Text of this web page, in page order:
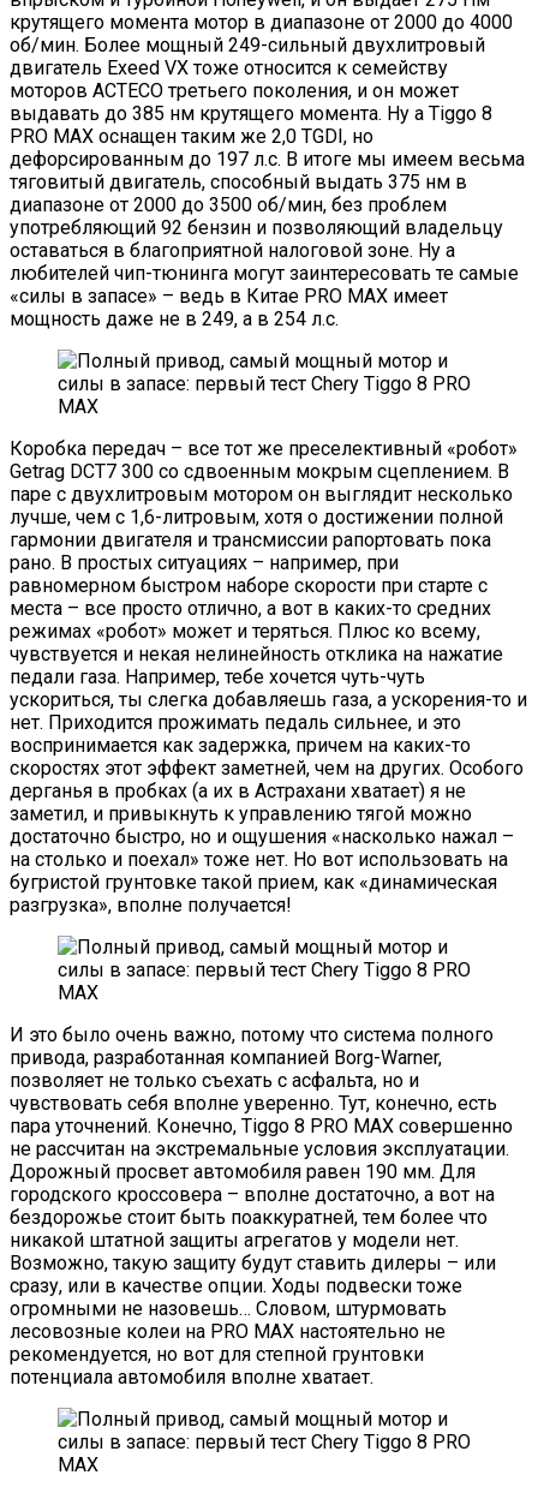
крутящего момента мотор в диапазоне от 2000 до 4000
об/мин. Более мощный 249-сильный двухлитровый
двигатель Exeed VX тоже относится к семейству
моторов ACTECO третьего поколения, и он может
выдавать до 385 нм крутящего момента. Ну а Tiggo 8
PRO MAX оснащен таким же 2,0 TGDI, но
дефорсированным до 197 л.с. В итоге мы имеем весьма
тяговитый двигатель, способный выдать 375 нм в
диапазоне от 2000 до 3500 об/мин, без проблем
употребляющий 92 бензин и позволяющий владельцу
оставаться в благоприятной налоговой зоне. Ну а
любителей чип-тюнинга могут заинтересовать те самые
«силы в запасе» – ведь в Китае PRO MAX имеет
мощность даже не в 249, а в 254 л.с.
Коробка передач – все тот же преселективный «робот»
Getrag DCT7 300 со сдвоенным мокрым сцеплением. В
паре с двухлитровым мотором он выглядит несколько
лучше, чем с 1,6-литровым, хотя о достижении полной
гармонии двигателя и трансмиссии рапортовать пока
рано. В простых ситуациях – например, при
равномерном быстром наборе скорости при старте с
места – все просто отлично, а вот в каких-то средних
режимах «робот» может и теряться. Плюс ко всему,
чувствуется и некая нелинейность отклика на нажатие
педали газа. Например, тебе хочется чуть-чуть
ускориться, ты слегка добавляешь газа, а ускорения-то и
нет. Приходится прожимать педаль сильнее, и это
воспринимается как задержка, причем на каких-то
скоростях этот эффект заметней, чем на других. Особого
дерганья в пробках (а их в Астрахани хватает) я не
заметил, и привыкнуть к управлению тягой можно
достаточно быстро, но и ощушения «насколько нажал –
на столько и поехал» тоже нет. Но вот использовать на
бугристой грунтовке такой прием, как «динамическая
разгрузка», вполне получается!
И это было очень важно, потому что система полного
привода, разработанная компанией Borg-Warner,
позволяет не только съехать с асфальта, но и
чувствовать себя вполне уверенно. Тут, конечно, есть
пара уточнений. Конечно, Tiggo 8 PRO MAX совершенно
не рассчитан на экстремальные условия эксплуатации.
Дорожный просвет автомобиля равен 190 мм. Для
городского кроссовера – вполне достаточно, а вот на
бездорожье стоит быть поаккуратней, тем более что
никакой штатной защиты агрегатов у модели нет.
Возможно, такую защиту будут ставить дилеры – или
сразу, или в качестве опции. Ходы подвески тоже
огромными не назовешь… Словом, штурмовать
лесовозные колеи на PRO MAX настоятельно не
рекомендуется, но вот для степной грунтовки
потенциала автомобиля вполне хватает.